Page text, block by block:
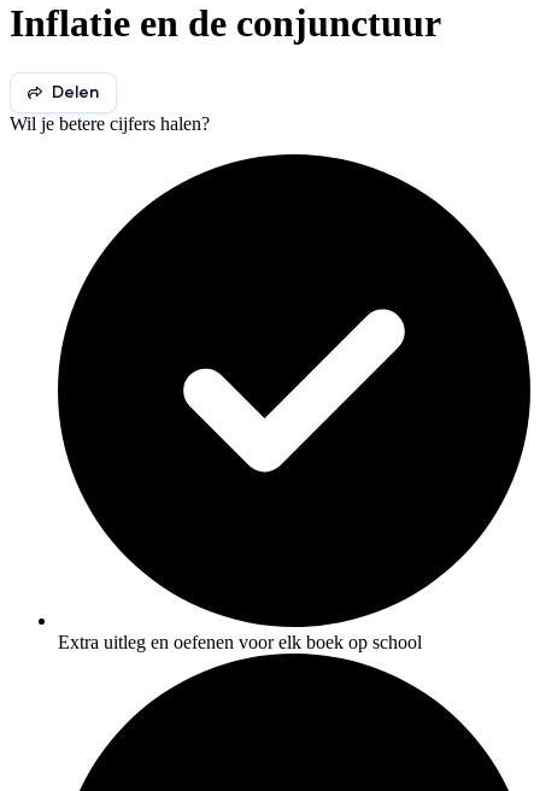
Inflatie en de conjunctuur
Delen
Wil je betere cijfers halen?
Extra uitleg en oefenen voor elk boek op school